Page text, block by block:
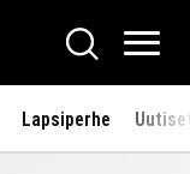
Hae
Lapsiperhe